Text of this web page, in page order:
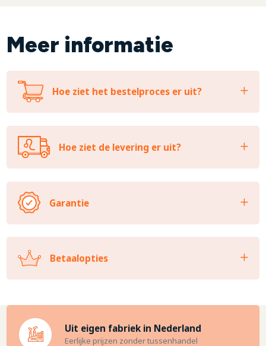
Meer informatie
Hoe ziet het bestelproces er uit?
Hoe ziet de levering er uit?
Garantie
Betaalopties
Uit eigen fabriek in Nederland
Eerlijke prijzen zonder tussenhandel